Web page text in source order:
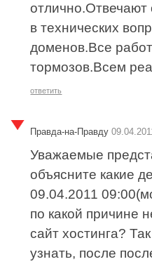
в технических
доменов.Все
тормозов.Всем
ответить
Правда-на-Правду
Уважаемые
объясните какие
09.04.2011
по какой причине
сайт хостинга?
узнать, после